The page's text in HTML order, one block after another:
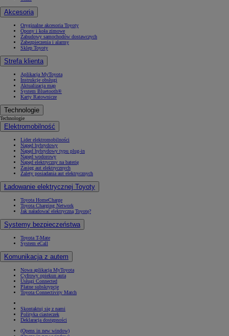
Akcesoria
Oryginalne akcesoria Toyoty
Opony i koła zimowe
Zabudowy samochodów dostawczych
Zabezpieczenia i alarmy
Sklep Toyoty
Strefa klienta
Aplikacja MyToyota
Instrukcje obsługi
Aktualizacja map
System Bluetooth®
Karty Ratownicze
Technologie
Technologie
Elektromobilność
Lider elektromobilności
Napęd hybrydowy
Napęd hybrydowy typu plug-in
Napęd wodorowy
Napęd elektryczny na baterię
Zasięg aut elektrycznych
Zalety posiadania aut elektrycznych
Ładowanie elektrycznej Toyoty
Toyota HomeCharge
Toyota Charging Network
Jak naładować elektryczną Toyotę?
Systemy bezpieczeństwa
Toyota T-Mate
System eCall
Komunikacja z autem
Nowa aplikacja MyToyota
Cyfrowy opiekun auta
Usługi Connected
Płatne subskrypcje
Toyota Connectivity Match
Skontaktuj się z nami
Polityka ciasteczek
Deklaracja dostępności
(Opens in new window)